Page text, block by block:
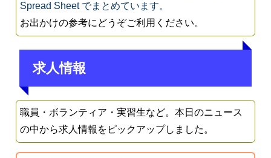
Spread Sheet でまとめています。
お出かけの参考にどうぞご利用ください。
求人情報
職員・ボランティア・実習生など。本日のニュース
の中から求人情報をピックアップしました。